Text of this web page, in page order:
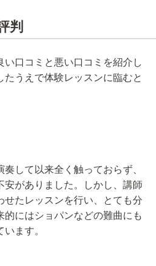
判
い口コミと悪い口コミを紹介し
たうえで体験レッスンに臨むと
して以来全く触っておらず、
がありました。しかし、講師
たレッスンを行い、とても分
にはショパンなどの難曲にも
ます。